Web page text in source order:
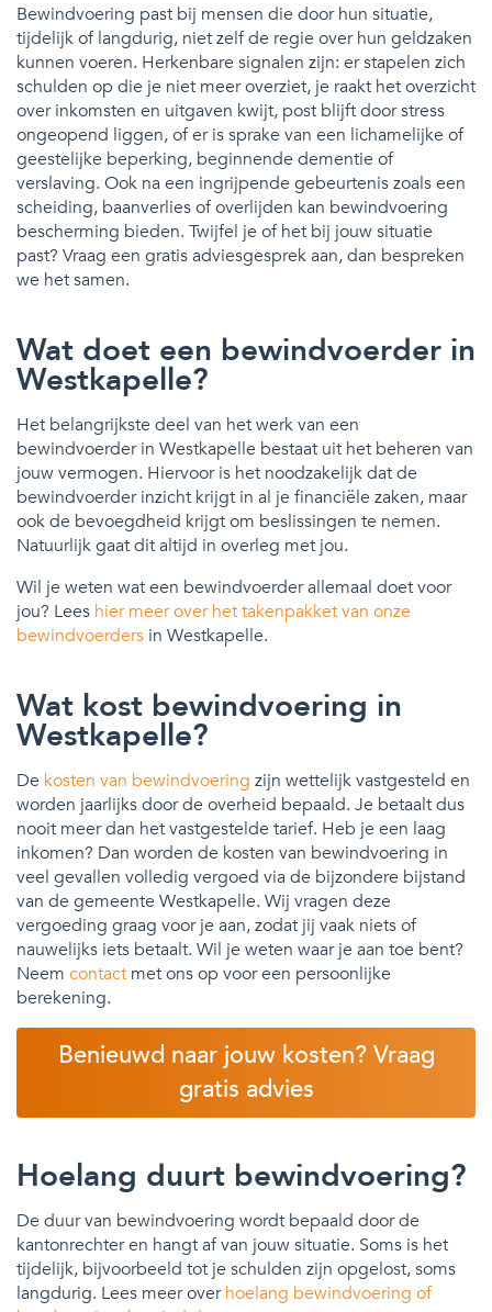
Bewindvoering past bij mensen die door hun situatie,
tijdelijk of langdurig, niet zelf de regie over hun geldzaken
kunnen voeren. Herkenbare signalen zijn: er stapelen zich
schulden op die je niet meer overziet, je raakt het overzicht
over inkomsten en uitgaven kwijt, post blijft door stress
ongeopend liggen, of er is sprake van een lichamelijke of
geestelijke beperking, beginnende dementie of
verslaving. Ook na een ingrijpende gebeurtenis zoals een
scheiding, baanverlies of overlijden kan bewindvoering
bescherming bieden. Twijfel je of het bij jouw situatie
past? Vraag een gratis adviesgesprek aan, dan bespreken
we het samen.
Wat doet een bewindvoerder in
Westkapelle?
Het belangrijkste deel van het werk van een
bewindvoerder in Westkapelle bestaat uit het beheren van
jouw vermogen. Hiervoor is het noodzakelijk dat de
bewindvoerder inzicht krijgt in al je financiële zaken, maar
ook de bevoegdheid krijgt om beslissingen te nemen.
Natuurlijk gaat dit altijd in overleg met jou.
Wil je weten wat een bewindvoerder allemaal doet voor
jou? Lees hier meer over het takenpakket van onze
bewindvoerders in Westkapelle.
Wat kost bewindvoering in
Westkapelle?
De kosten van bewindvoering zijn wettelijk vastgesteld en
worden jaarlijks door de overheid bepaald. Je betaalt dus
nooit meer dan het vastgestelde tarief. Heb je een laag
inkomen? Dan worden de kosten van bewindvoering in
veel gevallen volledig vergoed via de bijzondere bijstand
van de gemeente Westkapelle. Wij vragen deze
vergoeding graag voor je aan, zodat jij vaak niets of
nauwelijks iets betaalt. Wil je weten waar je aan toe bent?
Neem contact met ons op voor een persoonlijke
berekening.
Benieuwd naar jouw kosten? Vraag
gratis advies
Hoelang duurt bewindvoering?
De duur van bewindvoering wordt bepaald door de
kantonrechter en hangt af van jouw situatie. Soms is het
tijdelijk, bijvoorbeeld tot je schulden zijn opgelost, soms
langdurig. Lees meer overhoelang bewindvoering of